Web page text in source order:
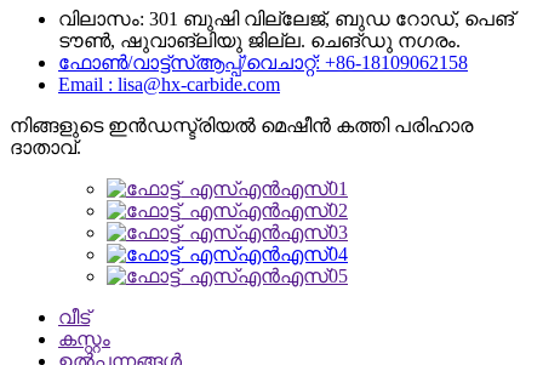
വിലാസം: 301 ബുഷി വില്ലേജ്, ബുഡ റോഡ്, പെങ്
ടൗൺ, ഷുവാങ്ലിയു ജില്ല. ചെങ്ഡു നഗരം.
ഫോൺ/വാട്ട്‌സ്ആപ്പ്/വെചാറ്റ്: +86-18109062158
Email : lisa@hx-carbide.com
നിങ്ങളുടെ ഇൻഡസ്ട്രിയൽ മെഷീൻ കത്തി പരിഹാര
ദാതാവ്.
വീട്
കസ്റ്റം